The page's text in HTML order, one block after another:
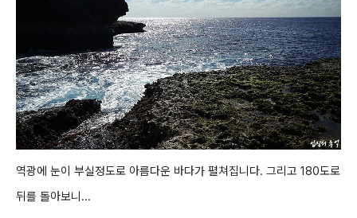
역광에 눈이 부실정도로 아름다운 바다가 펼쳐집니다. 그리고 180도로
뒤를 돌아보니...